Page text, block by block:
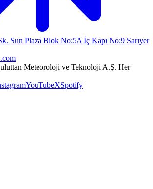
Sun Plaza Blok No:5A İç Kapı No:9 Sarıyer
Meteoroloji ve Teknoloji A.Ş. Her
YouTubeXSpotify